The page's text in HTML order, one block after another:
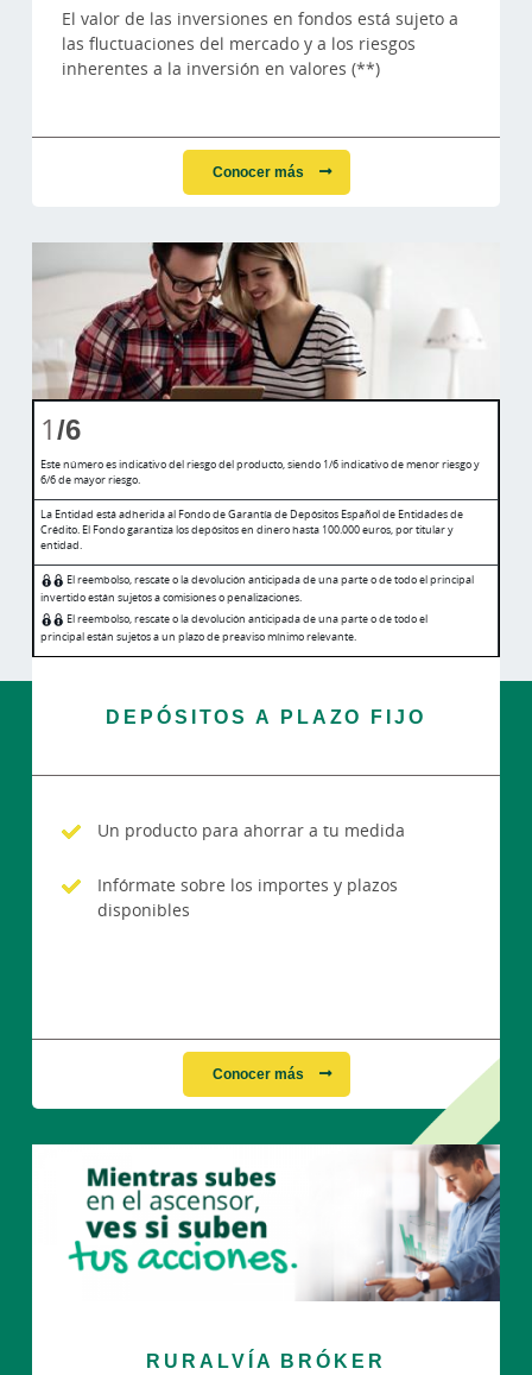
El valor de las inversiones en fondos está sujeto a
las fluctuaciones del mercado y a los riesgos
inherentes a la inversión en valores (**)
Conocer más
1/6
Este número es indicativo del riesgo del producto, siendo 1/6 indicativo de menor riesgo y
6/6 de mayor riesgo.
La Entidad está adherida al Fondo de Garantía de Depósitos Español de Entidades de
Crédito. El Fondo garantiza los depósitos en dinero hasta 100.000 euros, por titular y
entidad.
El reembolso, rescate o la devolución anticipada de una parte o de todo el principal
invertido están sujetos a comisiones o penalizaciones.
El reembolso, rescate o la devolución anticipada de una parte o de todo el
principal están sujetos a un plazo de preaviso mínimo relevante.
DEPÓSITOS A PLAZO FIJO
Un producto para ahorrar a tu medida
Infórmate sobre los importes y plazos
disponibles
Conocer más
RURALVÍA BRÓKER